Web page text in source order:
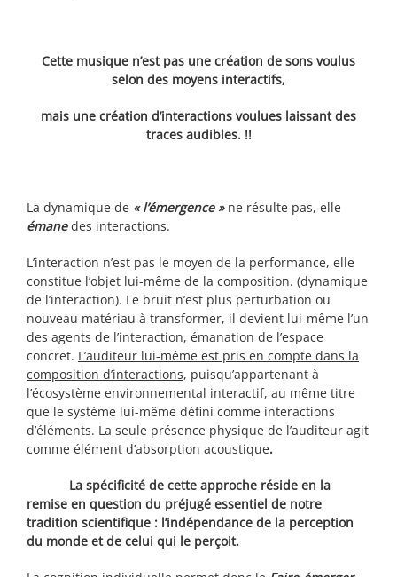
Cette musique n’est pas une création de sons voulus
selon des moyens interactifs,
mais une création d’interactions voulues laissant des
traces audibles. !!
La dynamique de « l’émergence »ne résulte pas, elle
émanedes interactions.
L’interaction n’est pas le moyen de la performance, elle
constitue l’objet lui-même de la composition. (dynamique
de l’interaction). Le bruit n’est plus perturbation ou
nouveau matériau à transformer, il devient lui-même l’un
des agents de l’interaction, émanation de l’espace
concret. L’auditeur lui-même est pris en compte dans la
composition d’interactions, puisqu’appartenant à
l’écosystème environnemental interactif, au même titre
que le système lui-même défini comme interactions
d’éléments. La seule présence physique de l’auditeur agit
comme élément d’absorption acoustique.
La spécificité de cette approche réside en la
remise en question du préjugé essentiel de notre
tradition scientifique : l’indépendance de la perception
du monde et de celui qui le perçoit.